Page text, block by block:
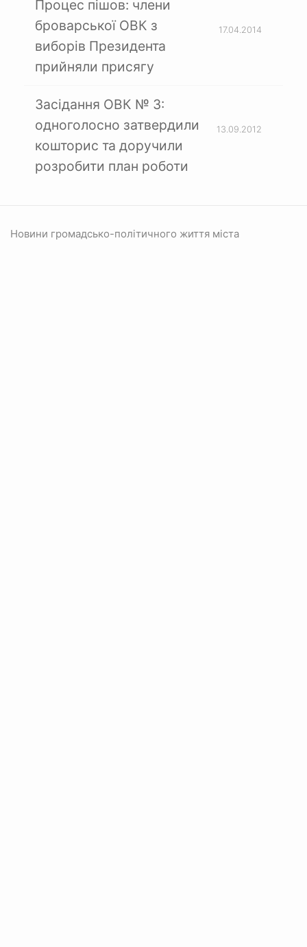
Процес пішов: члени
броварської ОВК з
виборів Президента
прийняли присягу
17.04.2014
Засідання ОВК № 3:
одноголосно затвердили
кошторис та доручили
розробити план роботи
13.09.2012
Новини громадсько-політичного життя міста